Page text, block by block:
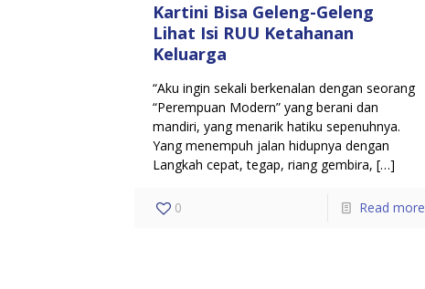
Kartini Bisa Geleng-Geleng
Lihat Isi RUU Ketahanan
Keluarga
“Aku ingin sekali berkenalan dengan seorang
“Perempuan Modern” yang berani dan
mandiri, yang menarik hatiku sepenuhnya.
Yang menempuh jalan hidupnya dengan
Langkah cepat, tegap, riang gembira, […]
0 Read more